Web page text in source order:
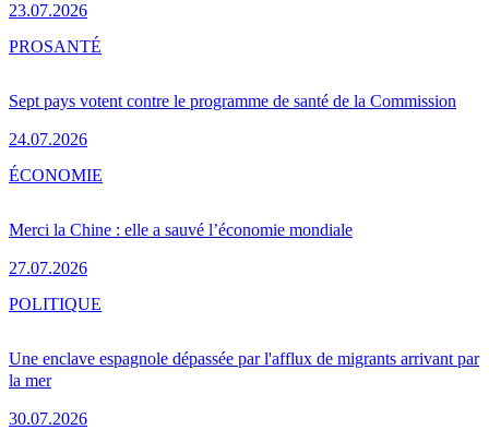
23.07.2026
Sept pays votent contre le programme de santé de la Commission
24.07.2026
PROSANTÉ
Merci la Chine : elle a sauvé l’économie mondiale
27.07.2026
ÉCONOMIE
Une enclave espagnole dépassée par l'afflux de migrants arrivant par
la mer
30.07.2026
POLITIQUE